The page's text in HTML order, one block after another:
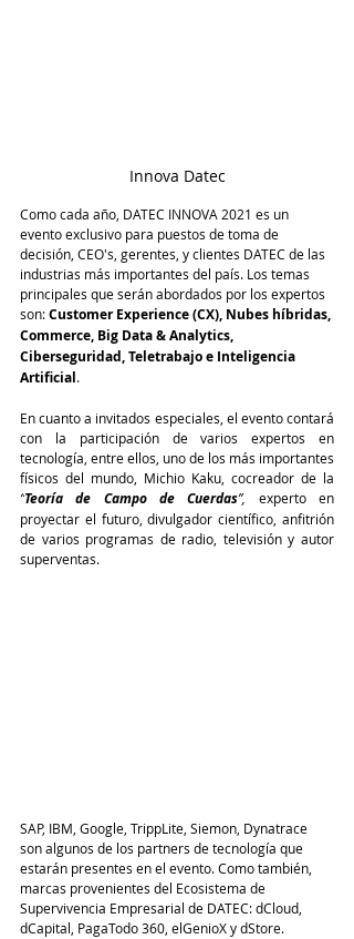
Innova Datec
Como cada año, DATEC INNOVA 2021 es un
evento exclusivo para puestos de toma de
decisión, CEO's, gerentes, y clientes DATEC de las
industrias más importantes del país. Los temas
principales que serán abordados por los expertos
son: Customer Experience (CX), Nubes híbridas,
Commerce, Big Data & Analytics,
Ciberseguridad, Teletrabajo e Inteligencia
Artificial.
En cuanto a invitados especiales, el evento contará
con la participación de varios expertos en
tecnología, entre ellos, uno de los más importantes
“Teoría de Campo de Cuerdas”,
experto en
proyectar el futuro, divulgador científico, anfitrión
de varios programas de radio, televisión y autor
superventas.
SAP, IBM, Google, TrippLite, Siemon, Dynatrace
son algunos de los partners de tecnología que
estarán presentes en el evento. Como también,
marcas provenientes del Ecosistema de
Supervivencia Empresarial de DATEC: dCloud,
dCapital, PagaTodo 360, elGenioX y dStore.